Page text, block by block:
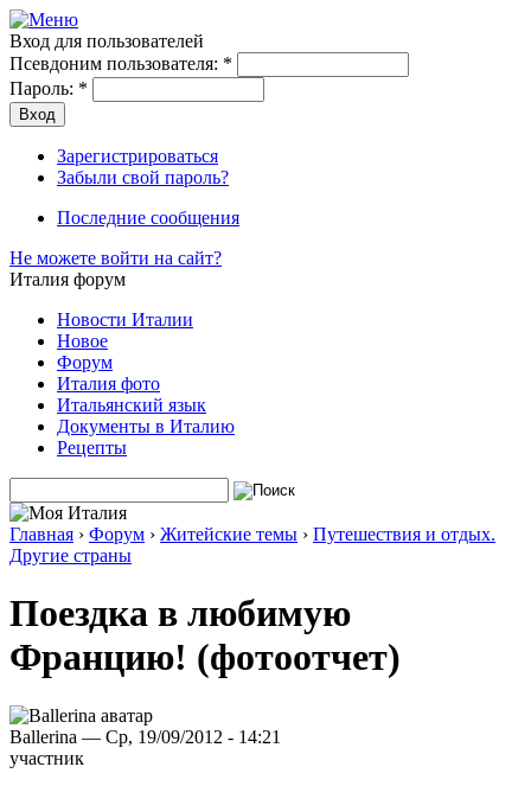
Вход для пользователей
Псевдоним пользователя: *
Пароль: *
Зарегистрироваться
Забыли свой пароль?
Последние сообщения
Не можете войти на сайт?
Италия форум
Новости Италии
Новое
Форум
Италия фото
Итальянский язык
Документы в Италию
Рецепты
Главная › Форум › Житейские темы › Путешествия и отдых.
Другие страны
Поездка в любимую
Францию! (фотоотчет)
Ballerina — Ср, 19/09/2012 - 14:21
участник